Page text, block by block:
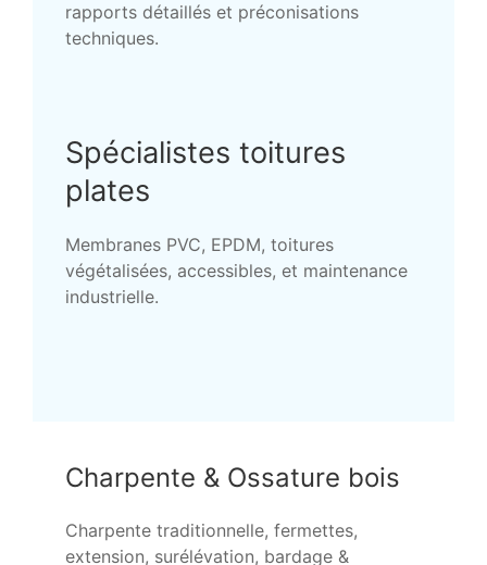
rapports détaillés et préconisations
techniques.
Spécialistes toitures
plates
Membranes PVC, EPDM, toitures
végétalisées, accessibles, et maintenance
industrielle.
Charpente & Ossature bois
Charpente traditionnelle, fermettes,
extension, surélévation, bardage &